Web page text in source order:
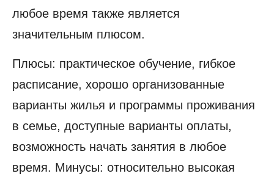
любое время также является
значительным плюсом.
Плюсы: практическое обучение, гибкое
расписание, хорошо организованные
варианты жилья и программы проживания
в семье, доступные варианты оплаты,
возможность начать занятия в любое
время. Минусы: относительно высокая